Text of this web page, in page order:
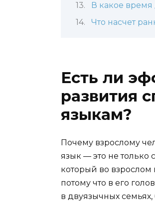
В какое время
Что насчет
Есть ли
развития
языкам?
Почему взрослому
язык — это не только
который во взрослом
потому что в его
в двуязычных семьях,